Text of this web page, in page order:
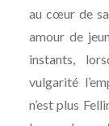
au cœur de
amour de
instants,
vulgarité
n’est plus